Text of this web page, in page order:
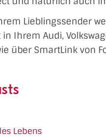
Lieblingssender
Ihrem Audi,
über SmartLink von
Lebens